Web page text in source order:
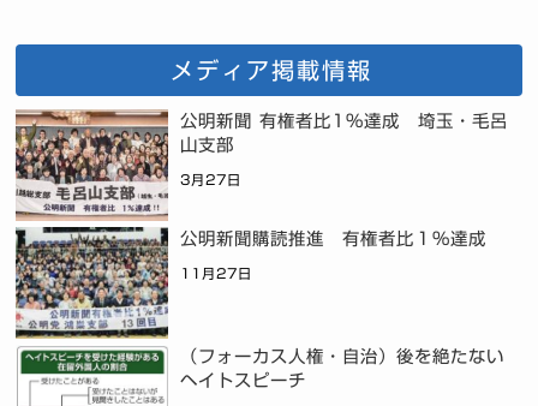
メディア掲載情報
公明新聞 有権者比1%達成 埼玉・毛呂
山支部
3月27日
公明新聞購読推進 有権者比１％達成
11月27日
（フォーカス人権・自治）後を絶たない
ヘイトスピーチ